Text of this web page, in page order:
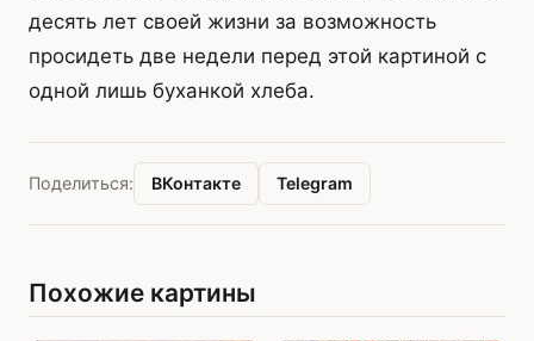
десять лет своей жизни за возможность
просидеть две недели перед этой картиной с
одной лишь буханкой хлеба.
Поделиться: ВКонтакте Telegram
Похожие картины